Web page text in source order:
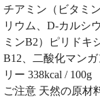
チアミン（ビタミ
リウム、D-カルシ
ミンB2）ピリドキ
B12、二酸化マン
リー 338kcal /
ご注意 天然の原材